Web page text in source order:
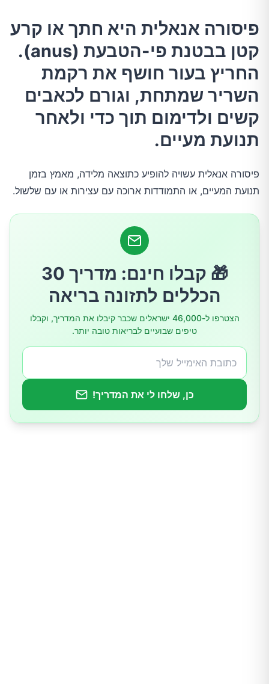
פי-הטבעת (anus). החריץ בעור חושף את רקמת
השריר שמתחת, וגורם לכאבים קשים ולדימום תוך
כדי ולאחר תנועת מעיים.
מה הסימפטומים של פיסורה אנאלית?
מה גורם לפיסורה אנאלית?
מי נמצא בקבוצת סיכון לפיסורה אנאלית?
כיצד מאבחנים פיסורה אנאלית?
כיצד מטפלים בפיסורה אנאלית?
כיצד ניתן למנוע פיסורה אנאלית?
פיסורה אנאלית היא חתך או קרע
קטן בבטנת פי-הטבעת (anus).
החריץ בעור חושף את רקמת
השריר שמתחת, וגורם לכאבים
קשים ולדימום תוך כדי ולאחר
תנועת מעיים.
פיסורה אנאלית עשויה להופיע כתוצאה מלידה, מאמץ בזמן
תנועת המעיים, או התמודדות ארוכה עם עצירות או עם שלשול.
🎁 קבלו חינם: מדריך 30
הכללים לתזונה בריאה
הצטרפו ל-46,000 ישראלים שכבר קיבלו את המדריך, וקבלו
טיפים שבועיים לבריאות טובה יותר.
כן, שלחו לי את המדריך!